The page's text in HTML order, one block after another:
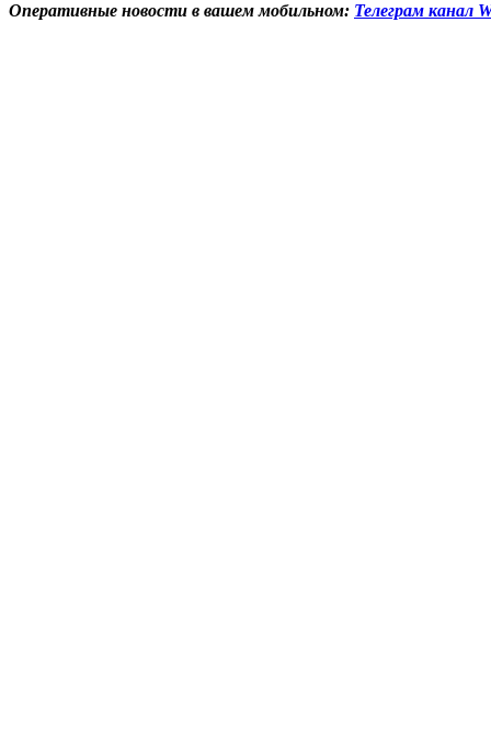
Оперативные новости в вашем мобильном: Телеграм канал